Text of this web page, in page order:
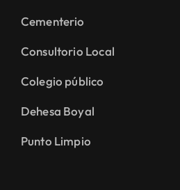
Cementerio
Consultorio Local
Colegio público
Dehesa Boyal
Punto Limpio